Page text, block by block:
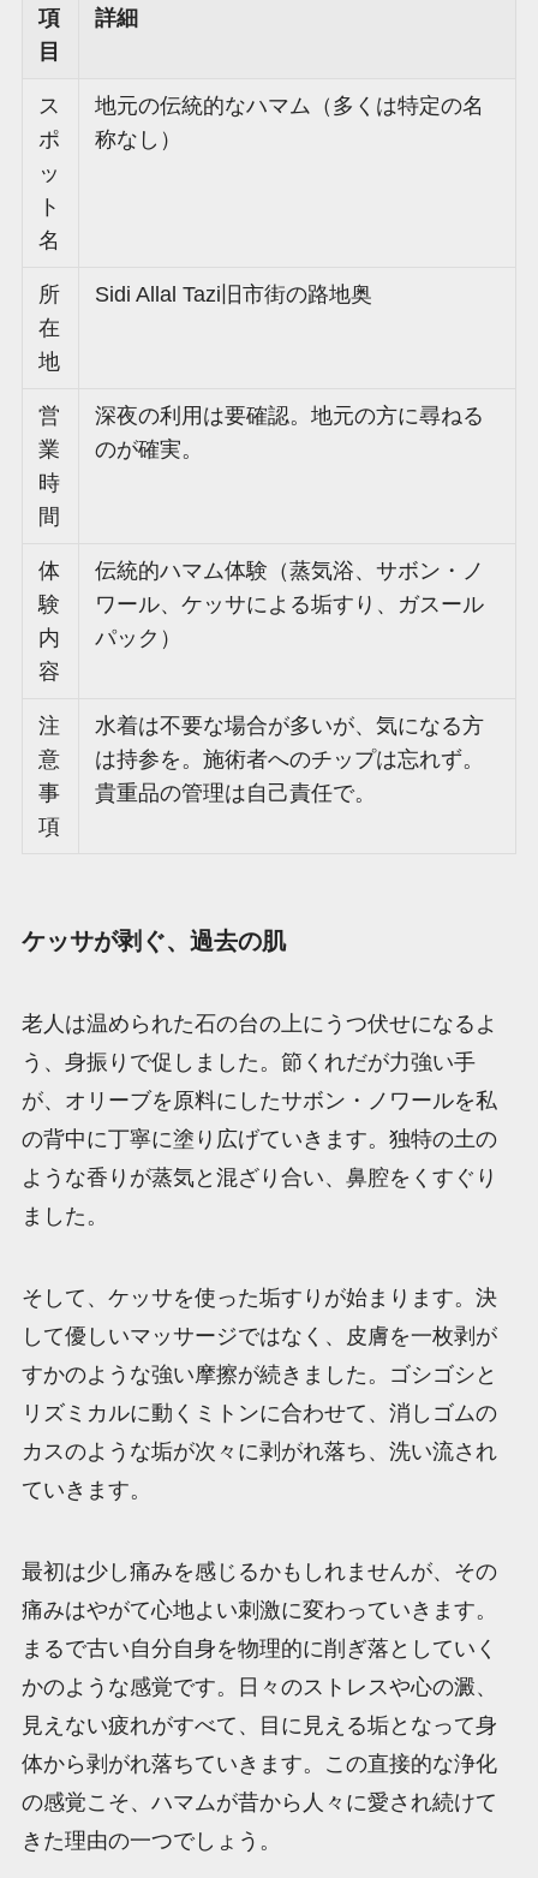
項
目
詳細
ス
ポ
ッ
ト
名
地元の伝統的なハマム（多くは特定の名
称なし）
所
在
地
Sidi Allal Tazi旧市街の路地奥
営
業
時
間
深夜の利用は要確認。地元の方に尋ねる
のが確実。
体
験
内
容
伝統的ハマム体験（蒸気浴、サボン・ノ
ワール、ケッサによる垢すり、ガスール
パック）
注
意
事
項
水着は不要な場合が多いが、気になる方
は持参を。施術者へのチップは忘れず。
貴重品の管理は自己責任で。
ケッサが剥ぐ、過去の肌
老人は温められた石の台の上にうつ伏せになるよ
う、身振りで促しました。節くれだが力強い手
が、オリーブを原料にしたサボン・ノワールを私
の背中に丁寧に塗り広げていきます。独特の土の
ような香りが蒸気と混ざり合い、鼻腔をくすぐり
ました。
そして、ケッサを使った垢すりが始まります。決
して優しいマッサージではなく、皮膚を一枚剥が
すかのような強い摩擦が続きました。ゴシゴシと
リズミカルに動くミトンに合わせて、消しゴムの
カスのような垢が次々に剥がれ落ち、洗い流され
ていきます。
最初は少し痛みを感じるかもしれませんが、その
痛みはやがて心地よい刺激に変わっていきます。
まるで古い自分自身を物理的に削ぎ落としていく
かのような感覚です。日々のストレスや心の澱、
見えない疲れがすべて、目に見える垢となって身
体から剥がれ落ちていきます。この直接的な浄化
の感覚こそ、ハマムが昔から人々に愛され続けて
きた理由の一つでしょう。